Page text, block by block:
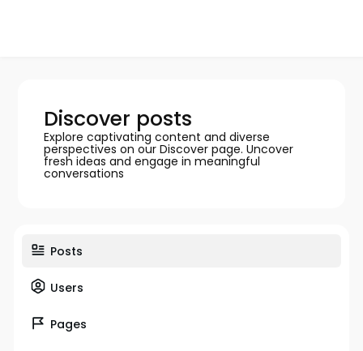
Discover posts
Explore captivating content and diverse
perspectives on our Discover page. Uncover
fresh ideas and engage in meaningful
conversations
Posts
Users
Pages